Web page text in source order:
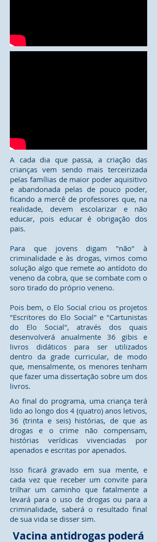
A cada dia que passa, a criação das
crianças vem sendo mais terceirizada
pelas famílias de maior poder aquisitivo
e abandonada pelas de pouco poder,
ficando a mercê de professores que, na
realidade, devem escolarizar e não
educar, pois educar é obrigação dos
pais.
Para que jovens digam "não" à
criminalidade e às drogas, vimos como
solução algo que remete ao antídoto do
veneno da cobra, que se combate com o
soro tirado do próprio veneno.
Pois bem, o Elo Social criou os projetos
"Escritores do Elo Social" e "Cartunistas
do Elo Social", através dos quais
desenvolverá anualmente 36 gibis e
livros didáticos para ser utilizados
dentro da grade curricular, de modo
que, mensalmente, os menores tenham
que fazer uma dissertação sobre um dos
livros.
Ao final do programa, uma criança terá
lido ao longo dos 4 (quatro) anos letivos,
36 (trinta e seis) histórias, de que as
drogas e o crime não compensam,
histórias verídicas vivenciadas por
apenados e escritas por apenados.
Isso ficará gravado em sua mente, e
cada vez que receber um convite para
trilhar um caminho que fatalmente a
levará para o uso de drogas ou para a
criminalidade, saberá o resultado final
de sua vida se disser sim.
Vacina antidrogas poderá